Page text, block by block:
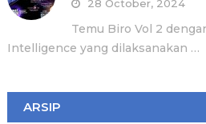
28 October, 2024
Temu Biro Vol 2
Intelligence yang dilaksanakan …
ARSIP